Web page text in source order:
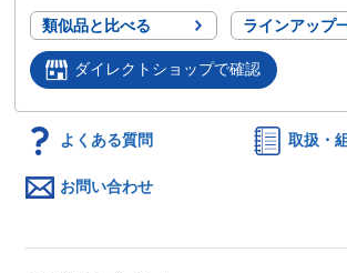
類似品と比べる ラインアップ
ダイレクトショップで確認
よくある質問 取扱・
お問い合わせ